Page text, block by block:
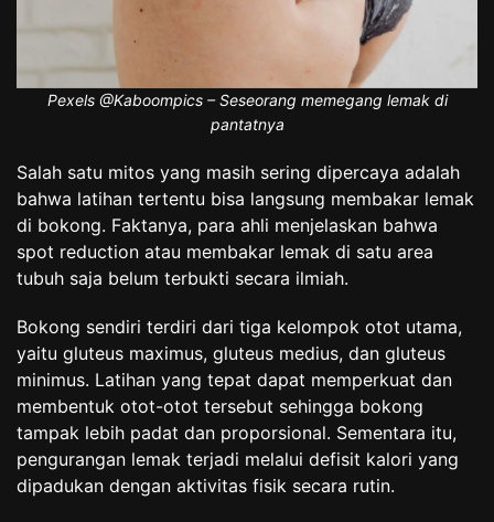
Pexels @Kaboompics – Seseorang memegang lemak di
pantatnya
Salah satu mitos yang masih sering dipercaya adalah
bahwa latihan tertentu bisa langsung membakar lemak
di bokong. Faktanya, para ahli menjelaskan bahwa
spot reduction atau membakar lemak di satu area
tubuh saja belum terbukti secara ilmiah.
Bokong sendiri terdiri dari tiga kelompok otot utama,
yaitu gluteus maximus, gluteus medius, dan gluteus
minimus. Latihan yang tepat dapat memperkuat dan
membentuk otot-otot tersebut sehingga bokong
tampak lebih padat dan proporsional. Sementara itu,
pengurangan lemak terjadi melalui defisit kalori yang
dipadukan dengan aktivitas fisik secara rutin.